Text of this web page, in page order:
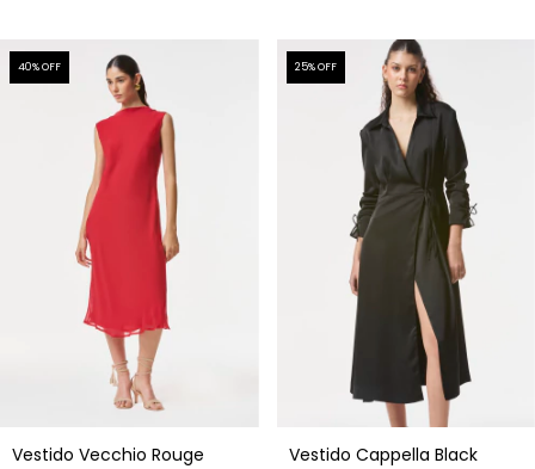
40% OFF
Vestido Vecchio Rouge
25% OFF
Vestido Cappella Black